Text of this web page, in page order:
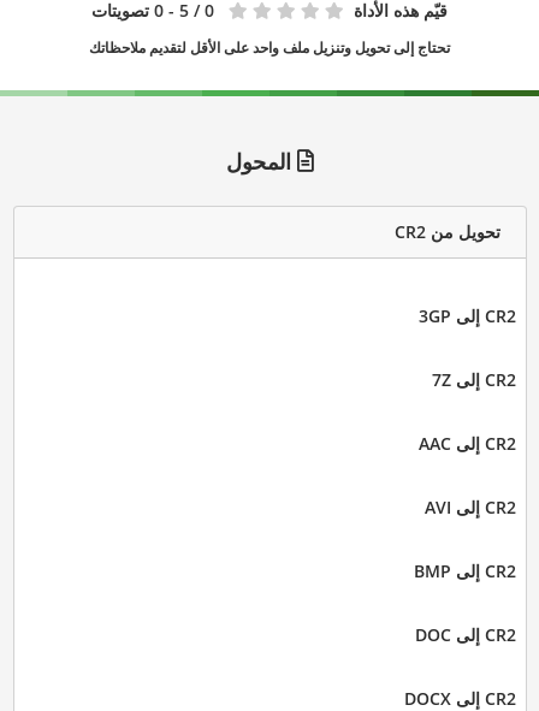
قيّم هذه الأداة 0 / 5 - 0 تصويتات
تحتاج إلى تحويل وتنزيل ملف واحد على الأقل لتقديم ملاحظاتك
المحول
تحويل من CR2
CR2 إلى 3GP
CR2 إلى 7Z
CR2 إلى AAC
CR2 إلى AVI
CR2 إلى BMP
CR2 إلى DOC
CR2 إلى DOCX